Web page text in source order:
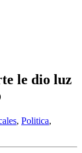
le dio luz
, Politica,